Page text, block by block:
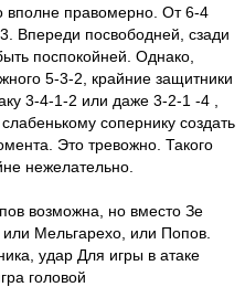
вполне правомерно. От 6-4
Впереди посвободней, сзади
поспокойней. Однако,
5-3-2, крайние защитники
3-4-1-2 или даже 3-2-1 -4 ,
сопернику создать
Это тревожно. Такого
нежелательно.
возможна, но вместо Зе
или Мельгарехо, или Попов.
удар Для игры в атаке
головой